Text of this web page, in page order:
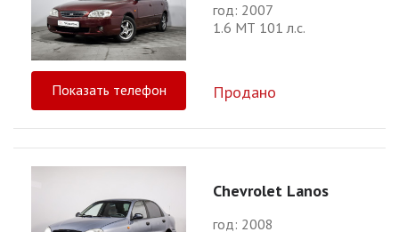
год: 2007
1.6 МТ 101 л.с.
Показать телефон Продано
Chevrolet Lanos
год: 2008